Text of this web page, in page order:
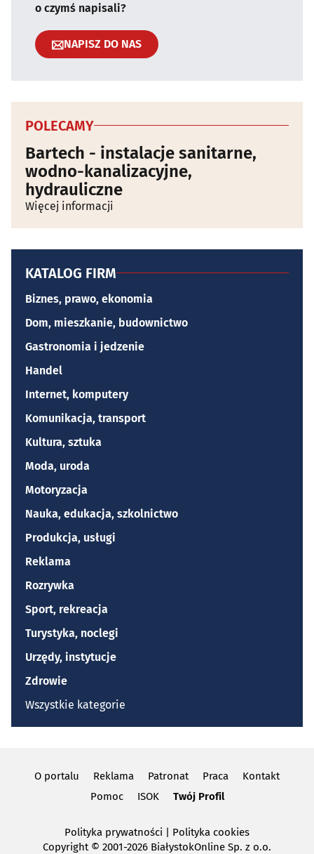
o czymś napisali?
NAPISZ DO NAS
POLECAMY
Bartech - instalacje sanitarne,
wodno-kanalizacyjne,
hydrauliczne
Więcej informacji
KATALOG FIRM
Biznes, prawo, ekonomia
Dom, mieszkanie, budownictwo
Gastronomia i jedzenie
Handel
Internet, komputery
Komunikacja, transport
Kultura, sztuka
Moda, uroda
Motoryzacja
Nauka, edukacja, szkolnictwo
Produkcja, usługi
Reklama
Rozrywka
Sport, rekreacja
Turystyka, noclegi
Urzędy, instytucje
Zdrowie
Wszystkie kategorie
O portalu Reklama Patronat Praca
Kontakt
Pomoc
ISOK Twój Profil
Polityka prywatności | Polityka cookies
Copyright © 2001-2026 BiałystokOnline Sp. z o.o.